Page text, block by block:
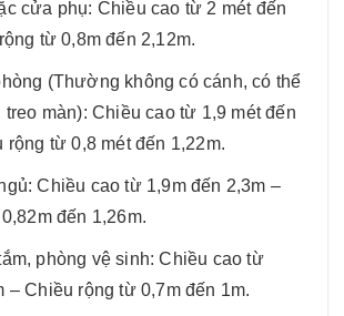
cửa phụ: Chiều cao từ 2 mét đến
từ 0,8m đến 2,12m.
(Thường không có cánh, có thể
treo màn): Chiều cao từ 1,9 mét đến
rộng từ 0,8 mét đến 1,22m.
Chiều cao từ 1,9m đến 2,3m –
đến 1,26m.
phòng vệ sinh: Chiều cao từ
– Chiều rộng từ 0,7m đến 1m.